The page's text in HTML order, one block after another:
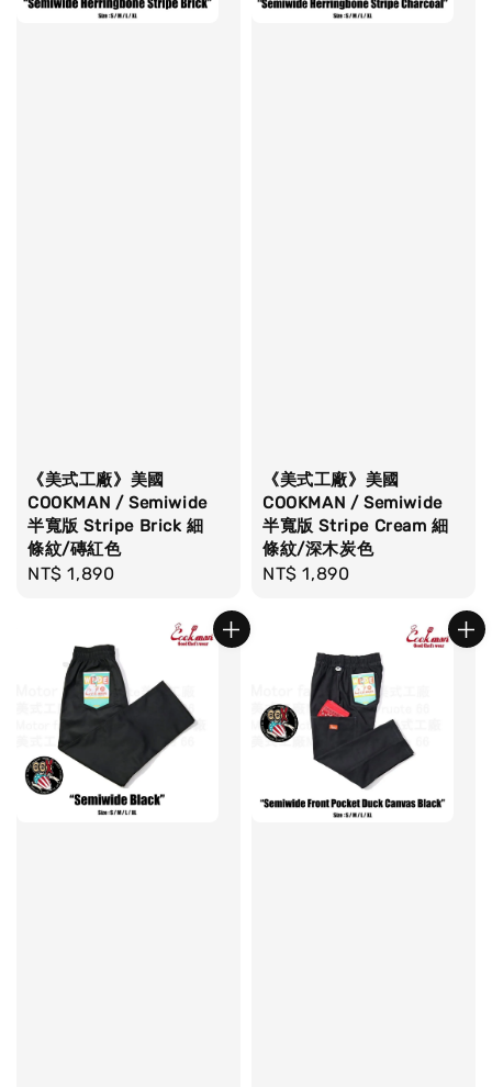
《美式工廠》美國
COOKMAN / Semiwide
半寬版 Stripe Brick 細
條紋/磚紅色
Regular
NT$ 1,890
《美式工廠》美國
COOKMAN / Semiwide
半寬版 Stripe Cream 細
條紋/深木炭色
Regular
NT$ 1,890